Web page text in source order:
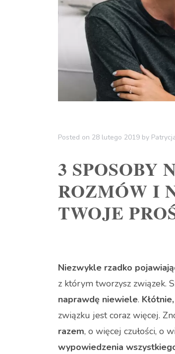
Posted on 28 lutego 2019 by
3 SPOSOBY
ROZMÓW I
TWOJE
Niezwykle rzadko
z którym tworzysz związek.
naprawdę niewiele.
związku jest coraz więcej.
razem, o więcej czułości, o
wypowiedzenia